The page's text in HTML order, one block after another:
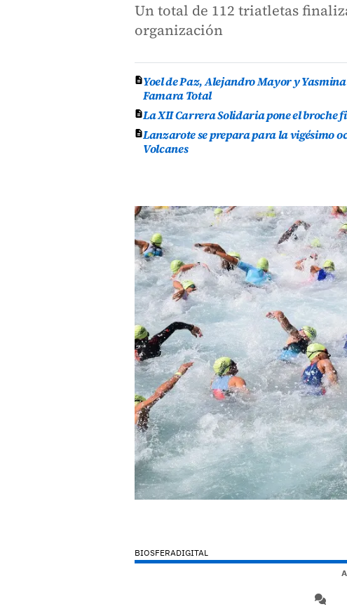
Un total de 112 triatletas
organización
Yoel de Paz, Alejandro Mayor y
Famara Total
La XII Carrera Solidaria pone el broche
Lanzarote se prepara para la vigésimo
Volcanes
BIOSFERADIGITAL